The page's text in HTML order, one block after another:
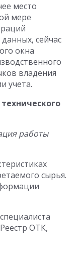
место
мере
сейчас
окна
владения
учета.
работы
сырья.
ОТК,